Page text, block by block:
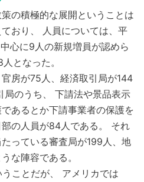
の積極的な展開ということは
おり、 人員については、平
心に9人の新規増員が認めら
となった。
房が75人、経済取引局が144
局のうち、 下請法や景品表示
あるとか下請事業者の保護を
の人員が84人である。 それ
っている審査局が199人、地
な陣容である。
ことだが、 アメリカでは